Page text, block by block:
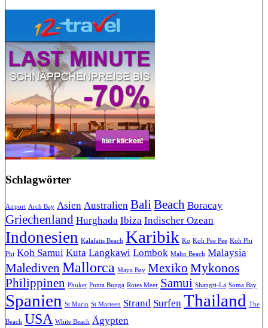
Schlagwörter
Airport Arch Bay Asien Australien BaliBeach Boracay
Griechenland Hurghada Ibiza Indischer Ozean
Indonesien Kalafatis Beach Karibik Ko Koh Pee Pee Koh Phi
Phi Koh Samui Kuta Langkawi Lombok Maho Beach Malaysia
Malediven Mallorca Maya Bay Mexiko Mykonos
Philippinen Phuket Punta Bunga Rotes Meer Samui Shangri-La Soma Bay
Spanien St Marin St Marteen Strand Surfen Thailand The
Beach USA White Beach Ägypten